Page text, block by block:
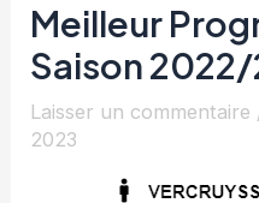
Meilleur
Saison
Laisser un commentaire
2023